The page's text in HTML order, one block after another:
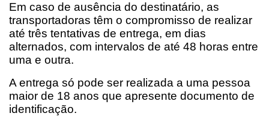
Em caso de ausência do destinatário, as
transportadoras têm o compromisso de realizar
até três tentativas de entrega, em dias
alternados, com intervalos de até 48 horas entre
uma e outra.
A entrega só pode ser realizada a uma pessoa
maior de 18 anos que apresente documento de
identificação.